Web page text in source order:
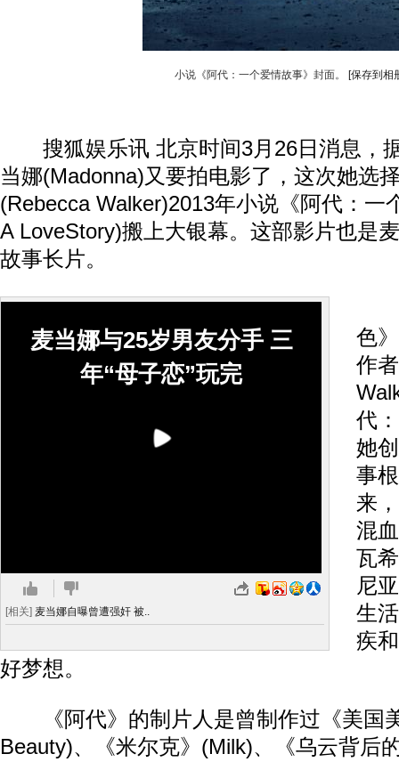
小说《阿代：一个爱情故事》封面。 [保存到相
搜狐娱乐讯 北京时间3月26日消息，
当娜(Madonna)又要拍电影了，这次她选
(Rebecca Walker)2013年小说《阿代：一
A LoveStory)搬上大银幕。这部影片也是
故事长片。
麦当娜与25岁男友分手 三
年“母子恋”玩完
[相关] 麦当娜自曝曾遭强奸 被..
色
作
代
她
事
来
混
瓦
尼
生
疾
好梦想。
《阿代》的制片人是曾制作过《美国
Beauty)、《米尔克》(Milk)、《乌云背后